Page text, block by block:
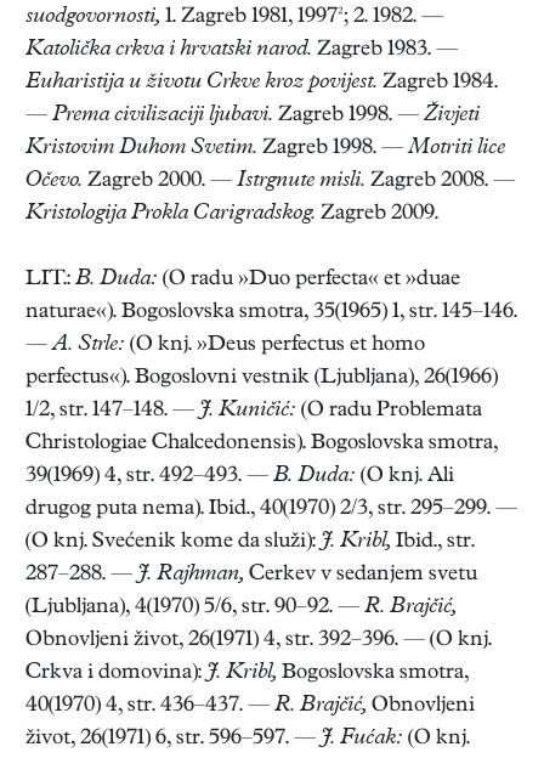
suodgovornosti, 1. Zagreb 1981, 1997²; 2. 1982. —
Katolička crkva i hrvatski narod. Zagreb 1983. —
Euharistija u životu Crkve kroz povijest. Zagreb 1984.
— Prema civilizaciji ljubavi. Zagreb 1998. — Živjeti
Kristovim Duhom Svetim. Zagreb 1998. —Motriti lice
Očevo. Zagreb 2000. — Istrgnute misli. Zagreb 2008. —
Kristologija Prokla Carigradskog. Zagreb 2009.
LIT.: B. Duda: (O radu »Duo perfecta« et »duae
naturae«). Bogoslovska smotra, 35(1965) 1, str. 145–146.
—A. Strle: (O knj. »Deus perfectus et homo
perfectus«). Bogoslovni vestnik (Ljubljana), 26(1966)
1/2, str. 147–148. — J. Kuničić: (O radu Problemata
Christologiae Chalcedonensis). Bogoslovska smotra,
39(1969) 4, str. 492–493. — B. Duda: (O knj. Ali
drugog puta nema). Ibid., 40(1970) 2/3, str. 295–299. —
(O knj. Svećenik kome da služi): J. Kribl, Ibid., str.
287–288. — J. Rajhman, Cerkev v sedanjem svetu
(Ljubljana), 4(1970) 5/6, str. 90–92. — R. Brajčić,
Obnovljeni život, 26(1971) 4, str. 392–396. — (O knj.
Crkva i domovina): J. Kribl, Bogoslovska smotra,
40(1970) 4, str. 436–437. — R. Brajčić, Obnovljeni
život, 26(1971) 6, str. 596–597. — J. Fućak: (O knj.